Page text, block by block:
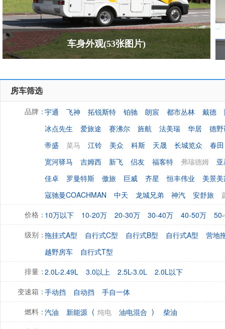
车身外观(53张图片)
房车筛选
品牌：宇通 飞神 拓锐斯特 铂驰 朗宸 都市丛林 戴德
冰点先生
爱旅途 赛沸尔 旌航 法美瑞 华居
德
帝盛
菜马 江铃 美众 科斯 天晟 长城览众
春田
宽河驿马
吉姆西 新飞 侣友 福客特 弗瑞德姆
佳卓
罗曼特斯 傲旅 巨威 齐星 恒丰伟业
美景
寇驰曼COACHMAN
中天 龙城兄弟 神汽 安舒旅
价格：10万以下 10-20万 20-30万 30-40万 40-50万
级别：拖挂式A型 自行式C型 自行式B型 自行式A型
营地
越野房车
自行式T型
排量：2.0L-2.49L 3.0以上 2.5L-3.0L 2.0L以下
变速箱：手动挡 自动挡 手自一体
燃料：汽油 新能源 ( 纯电 油电混合 ) 柴油